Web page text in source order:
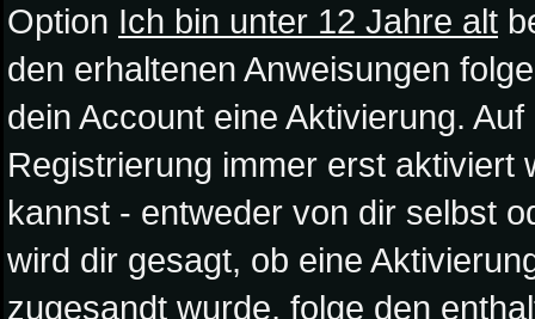
Option Ich bin unter 12 Jahre alt
den erhaltenen Anweisungen
dein Account eine Aktivierung.
Registrierung immer erst aktiviert
kannst - entweder von dir selbst
wird dir gesagt, ob eine
zugesandt wurde, folge den